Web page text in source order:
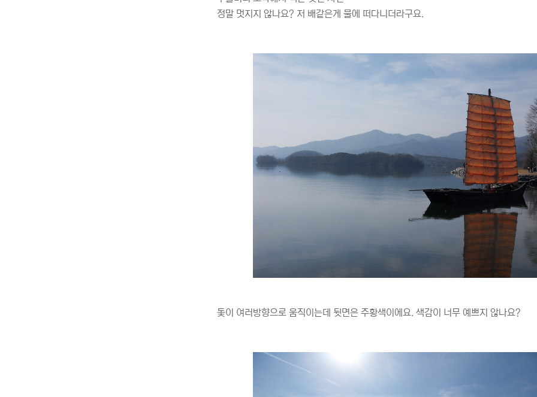
정말 멋지지 않나요? 저 배같은게 물에 떠다니더라구요.
돛이 여러방향으로 움직이는데 뒷면은 주황색이에요. 색감이 너무 예쁘지 않나요?